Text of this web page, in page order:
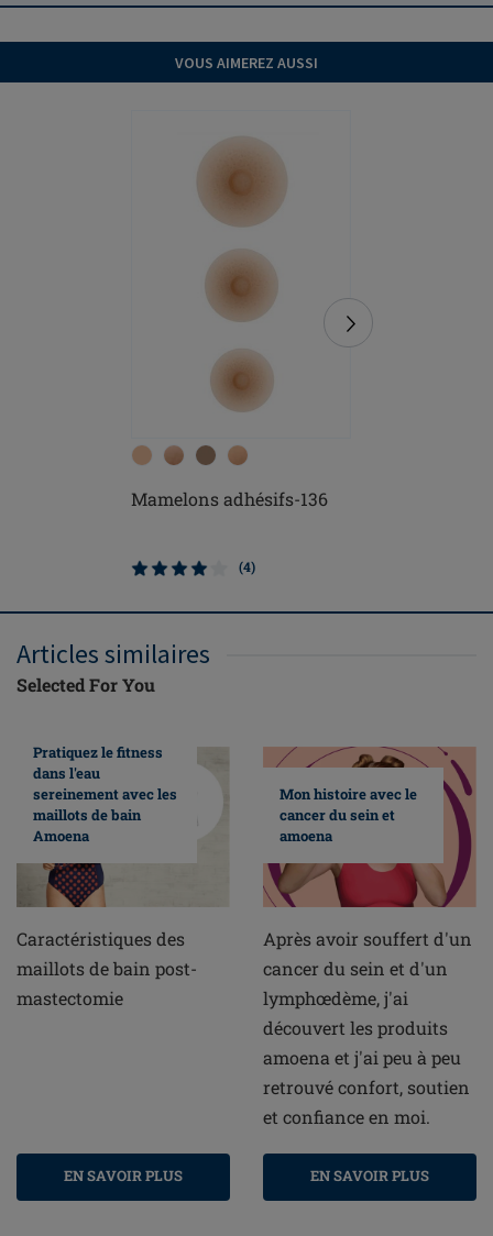
VOUS AIMEREZ AUSSI
Mamelons adhésifs-136
(4)
Articles similaires
Selected For You
Pratiquez le fitness
dans l'eau
sereinement avec les
maillots de bain
Amoena
Caractéristiques des
maillots de bain post-
mastectomie
EN SAVOIR PLUS
Mon histoire avec le
cancer du sein et
amoena
Après avoir souffert d'un
cancer du sein et d'un
lymphœdème, j'ai
découvert les produits
amoena et j'ai peu à peu
retrouvé confort, soutien
et confiance en moi.
EN SAVOIR PLUS